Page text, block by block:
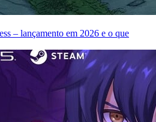
– lançamento em 2026 e o que